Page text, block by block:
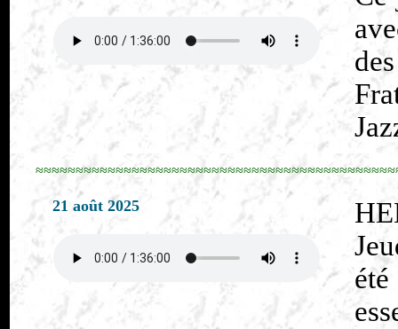
21 août 2025